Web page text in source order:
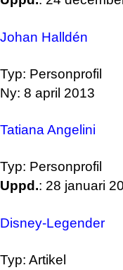
Johan Halldén
Typ: Personprofil
Ny: 8 april 2013
Tatiana Angelini
Typ: Personprofil
Uppd.: 28 januari
Disney-Legender
Typ: Artikel